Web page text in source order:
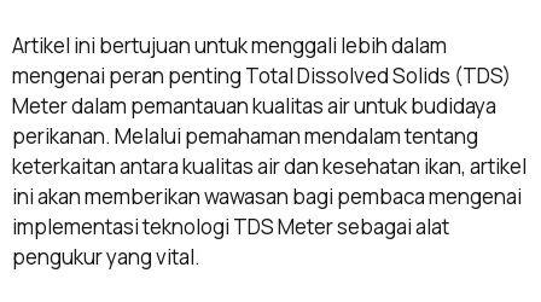
Artikel ini bertujuan untuk menggali lebih dalam
mengenai peran penting Total Dissolved Solids (TDS)
Meter dalam pemantauan kualitas air untuk budidaya
perikanan. Melalui pemahaman mendalam tentang
keterkaitan antara kualitas air dan kesehatan ikan, artikel
ini akan memberikan wawasan bagi pembaca mengenai
implementasi teknologi TDS Meter sebagai alat
pengukur yang vital.